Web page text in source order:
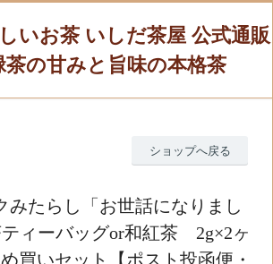
いお茶 いしだ茶屋 公式通販
茶の甘みと旨味の本格茶
ショップへ戻る
たらし「お世話になりまし
ィーバッグor和紅茶 2g×2ヶ
買いセット【ポスト投函便・